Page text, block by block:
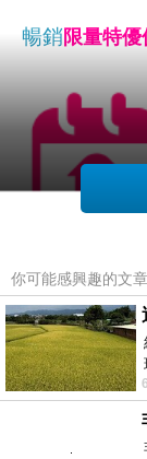
暢銷限量特
你可能感興趣的文章